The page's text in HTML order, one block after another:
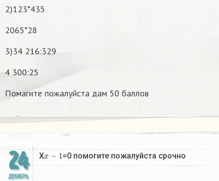
2)123*435
2065*28
3)34 216:329
4 300:25
Помагите пожалуйста дам 50 баллов
24
ДЕКАБРЬ
Xx−1 =0 помогите пожалуйста срочно